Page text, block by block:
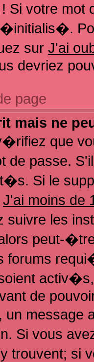
! Si votre
sur J'ai
devriez
page
mais ne
que
de passe.
Si le
J'ai moins de
suivre les
peut-
de
message
Si vous
trouvent;